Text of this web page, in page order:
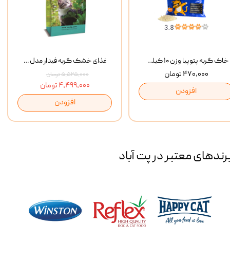
غذای خشک گربه فیدار مدل Adult وزن 10 کیلوگرم
۵,۵۲۵,۰۰۰ تومان
۴,۴۹۹,۰۰۰ تومان
افزودن
خاک گربه پتوپیا وزن ۱۰ کیلوگرم
۴۷۰,۰۰۰ تومان
افزودن
معتبر در پت آباد